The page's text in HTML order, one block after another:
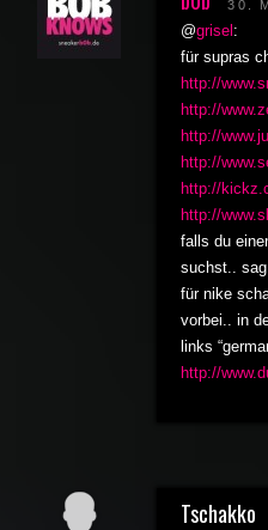
30.
@grisel :
für supras
http://
http://
http://
http://
http://
http://
falls du
suchst.. sag
für nike
vorbei.. in
links
http://
Tschakko